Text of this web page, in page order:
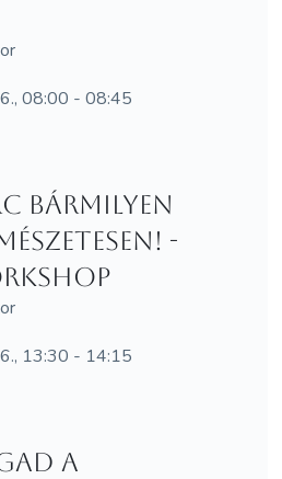
08:00 - 08:45
bármilyen
-
13:30 - 14:15
a